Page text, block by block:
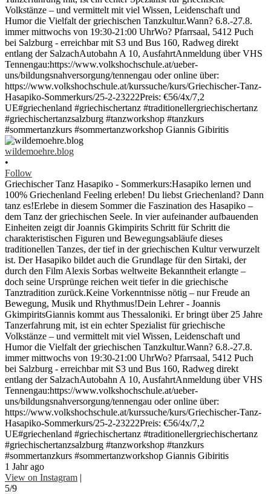
wildemoehre.blog
•
Follow
Griechischer Tanz Hasapiko - Sommerkurs:Hasapiko lernen und
100% Griechenland Feeling erleben! Du liebst Griechenland? Dann
tanz es!Erlebe in diesem Sommer die Faszination des Hasapiko –
dem Tanz der griechischen Seele. In vier aufeinander aufbauenden
Einheiten zeigt dir Joannis Gkimpirits Schritt für Schritt die
charakteristischen Figuren und Bewegungsabläufe dieses
traditionellen Tanzes, der tief in der griechischen Kultur verwurzelt
ist. Der Hasapiko bildet auch die Grundlage für den Sirtaki, der
durch den Film Alexis Sorbas weltweite Bekanntheit erlangte –
doch seine Ursprünge reichen weit tiefer in die griechische
Tanztradition zurück.Keine Vorkenntnisse nötig – nur Freude an
Bewegung, Musik und Rhythmus!Dein Lehrer - Joannis
GkimpiritsGiannis kommt aus Thessaloniki. Er bringt über 25 Jahre
Tanzerfahrung mit, ist ein echter Spezialist für griechische
Volkstänze – und vermittelt mit viel Wissen, Leidenschaft und
Humor die Vielfalt der griechischen Tanzkultur.Wann? 6.8.-27.8.
immer mittwochs von 19:30-21:00 UhrWo? Pfarrsaal, 5412 Puch
bei Salzburg - erreichbar mit S3 und Bus 160, Radweg direkt
entlang der SalzachAutobahn A 10, AusfahrtAnmeldung über VHS
Tennengau:https://www.volkshochschule.at/ueber-
uns/bildungsnahversorgung/tennengau oder online über:
https://www.volkshochschule.at/kurssuche/kurs/Griechischer-Tanz-
Hasapiko-Sommerkurs/25-2-23222Preis: €56/4x/7,2
UE#griechenland #griechischertanz #traditionellergriechischertanz
#griechischertanzsalzburg #tanzworkshop #tanzkurs
#sommertanzkurs #sommertanzworkshop Giannis Gibiritis
1 Jahr ago
View on Instagram |
5/9